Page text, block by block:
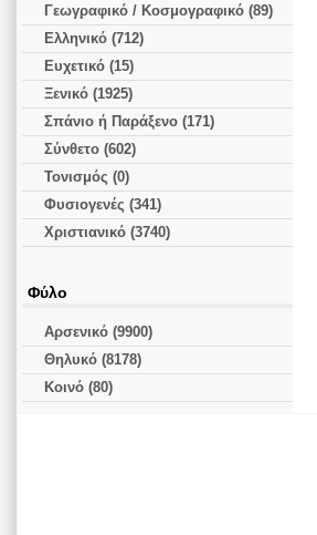
Γεωγραφικό / Κοσμογραφικό (89)
Ελληνικό (712)
Ευχετικό (15)
Ξενικό (1925)
Σπάνιο ή Παράξενο (171)
Σύνθετο (602)
Τονισμός (0)
Φυσιογενές (341)
Χριστιανικό (3740)
Φύλο
Αρσενικό (9900)
Θηλυκό (8178)
Κοινό (80)